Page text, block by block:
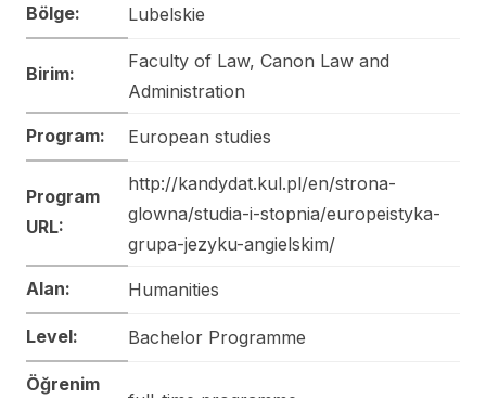
Bölge: Lubelskie
Birim:
Faculty of Law, Canon Law and
Administration
Program: European studies
Program
URL:
http://kandydat.kul.pl/en/strona-
glowna/studia-i-stopnia/europeistyka-
grupa-jezyku-angielskim/
Alan: Humanities
Level: Bachelor Programme
Öğrenim